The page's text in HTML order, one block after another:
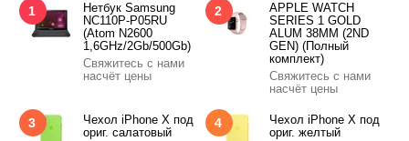
1
Нетбук Samsung
NC110P-P05RU
(Atom N2600
1,6GHz/2Gb/500Gb)
Свяжитесь с нами
насчёт цены
2
APPLE WATCH
SERIES 1 GOLD
ALUM 38MM (2ND
GEN) (Полный
комплект)
Свяжитесь с нами
насчёт цены
3
Чехол iPhone X под
ориг. салатовый
4
Чехол iPhone X под
ориг. желтый